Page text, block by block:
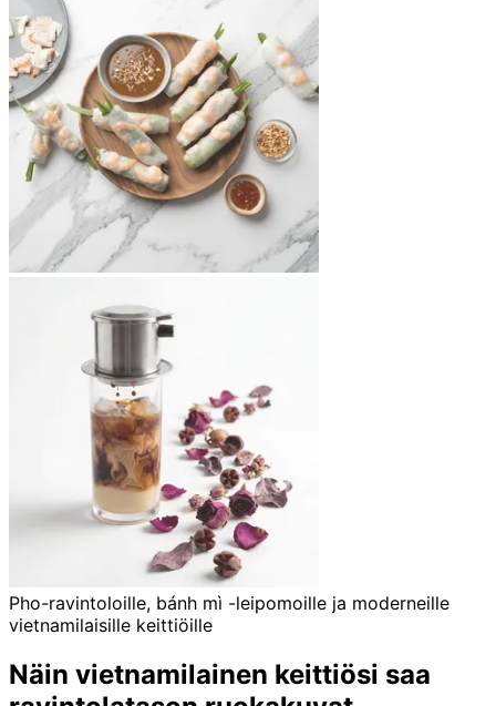
Pho-ravintoloille, bánh mì -leipomoille ja moderneille
vietnamilaisille keittiöille
Näin vietnamilainen keittiösi saa